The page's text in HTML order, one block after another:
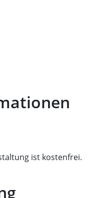
ist kostenfrei.